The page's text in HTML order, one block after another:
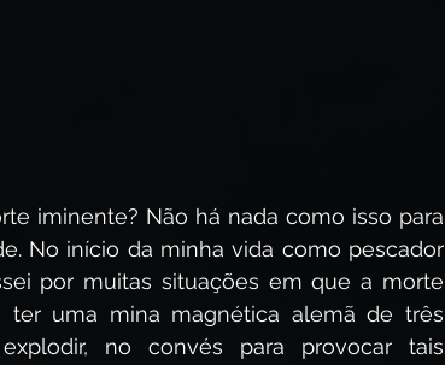
iminente? Não há nada como isso para
No início da minha vida como pescador
por muitas situações em que a morte
uma mina magnética alemã de três
no convés para provocar tais